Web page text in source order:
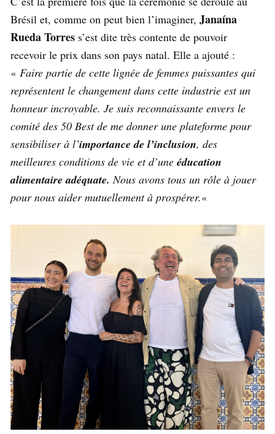
Brésil et, comme on peut bien l’imaginer, Janaína
Rueda Torres s’est dite très contente de pouvoir
recevoir le prix dans son pays natal. Elle a ajouté :
« Faire partie de cette lignée de femmes puissantes qui
représentent le changement dans cette industrie est un
honneur incroyable. Je suis reconnaissante envers le
comité des 50 Best de me donner une plateforme pour
sensibiliser à l’importance de l’inclusion, des
meilleures conditions de vie et d’une éducation
alimentaire adéquate. Nous avons tous un rôle à jouer
pour nous aider mutuellement à prospérer.«